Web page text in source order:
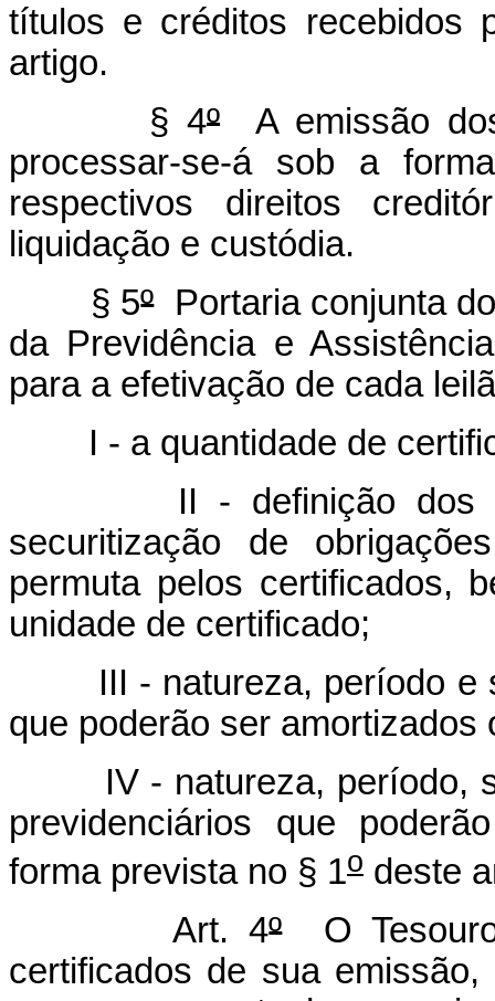
títulos e créditos recebidos
artigo.
§ 4º A emissão
processar-se-á sob a
respectivos direitos
liquidação e custódia.
§ 5ºPortaria conjunta
da Previdência e
para a efetivação de cada
I - a quantidade de
II - definição dos
securitização de
permuta pelos certificados,
unidade de certificado;
III - natureza, período e
que poderão ser
IV - natureza, período,
previdenciários que
forma prevista no § 1o deste
Art. 4ºO Tesouro
certificados de sua